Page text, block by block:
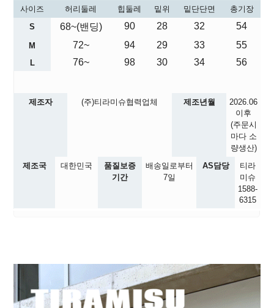
사이즈
허리둘레 힙둘레 밑위 밑단단면
총기장
S
68~(밴딩) 90 28 32 54
M 72~ 94 29 33 55
L 76~ 98 30 34 56
제조자 (주)티라미슈협력업체 제조년월
2026.06
이후
(주문시
마다 소
량생산)
제조국
대한민국
품질보증
기간
배송일로부터
7일
AS담당
티라
미슈
1588-
6315